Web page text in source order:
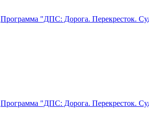
Программа "ДПС: Дорога. Перекресток.
Программа "ДПС: Дорога. Перекресток.